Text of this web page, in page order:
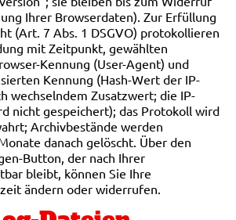
Ihrer Browserdaten). Zur Erfüllung
(Art. 7 Abs. 1 DSGVO) protokollieren
mit Zeitpunkt, gewählten
Kennung (User-Agent) und
Kennung (Hash-Wert der IP-
wechselndem Zusatzwert; die IP-
nicht gespeichert); das Protokoll wird
Archivbestände werden
danach gelöscht. Über den
Button, der nach Ihrer
bleibt, können Sie Ihre
ändern oder widerrufen.